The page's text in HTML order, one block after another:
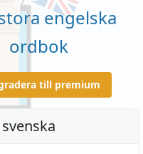
engelska
ordbok
till premium